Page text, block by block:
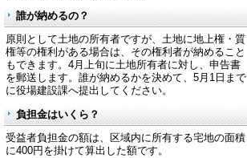
誰が納めるの？
原則として土地の所有者ですが、土地に地上権・質
権等の権利がある場合は、その権利者が納めること
もできます。4月上旬に土地所有者に対し、申告書
を郵送します。誰が納めるかを決めて、5月1日まで
に役場建設課へ提出してください。
負担金はいくら？
受益者負担金の額は、区域内に所有する宅地の面積
に400円を掛けて算出した額です。